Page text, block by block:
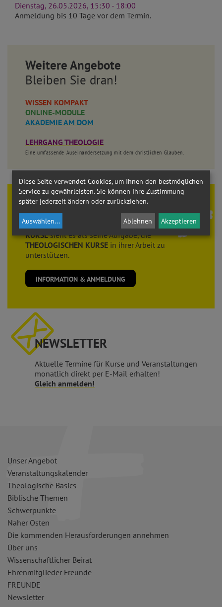
Dienstag, 26.05.2026, 15:30 - 18:00
Anmeldung bis 10 Tage vor dem Termin.
Weitere Angebote
Bleiben Sie dran!
WISSEN KOMPAKT
ONLINE-MODULE
AKADEMIE AM DOM
LEHRGANG THEOLOGIE
Eine umfassende Auseinandersetzung mit dem christlichen Glauben.
Theologie brauchtFREUNDE
Der Verein der
FREUNDE der THEOLOGISCHEN
KURSEsieht es als seine Aufgabe, die
THEOLOGISCHEN KURSE in ihrer Arbeit zu
unterstützen.
INFORMATION & ANMELDUNG
NEWSLETTER
Aktuelle Termine für Kurse und Veranstaltungen
monatlich direkt per E-Mail erhalten!
Gleich anmelden!
Unser Angebot
Veranstaltungskalender
Theologische Basics
Biblische Themen
Schwerpunkte
Naher Osten
Die kommenden Herausforderungen annehmen
Über uns
Wissenschaftlicher Beirat
Ehrenmitglieder Freunde
FREUNDE
Newsletter
Diese Seite verwendet Cookies, um Ihnen den bestmöglichen
Service zu gewährleisten. Sie können Ihre Zustimmung
später jederzeit ändern oder zurückziehen.
Auswählen... Ablehnen Akzeptieren